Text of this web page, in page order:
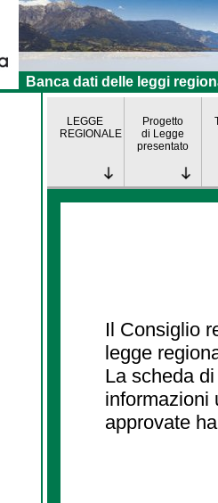
Banca dati delle leggi
LEGGE
REGIONALE
Progetto
di Legge
presentato
Il Consiglio
legge
La scheda
informazioni
approvate